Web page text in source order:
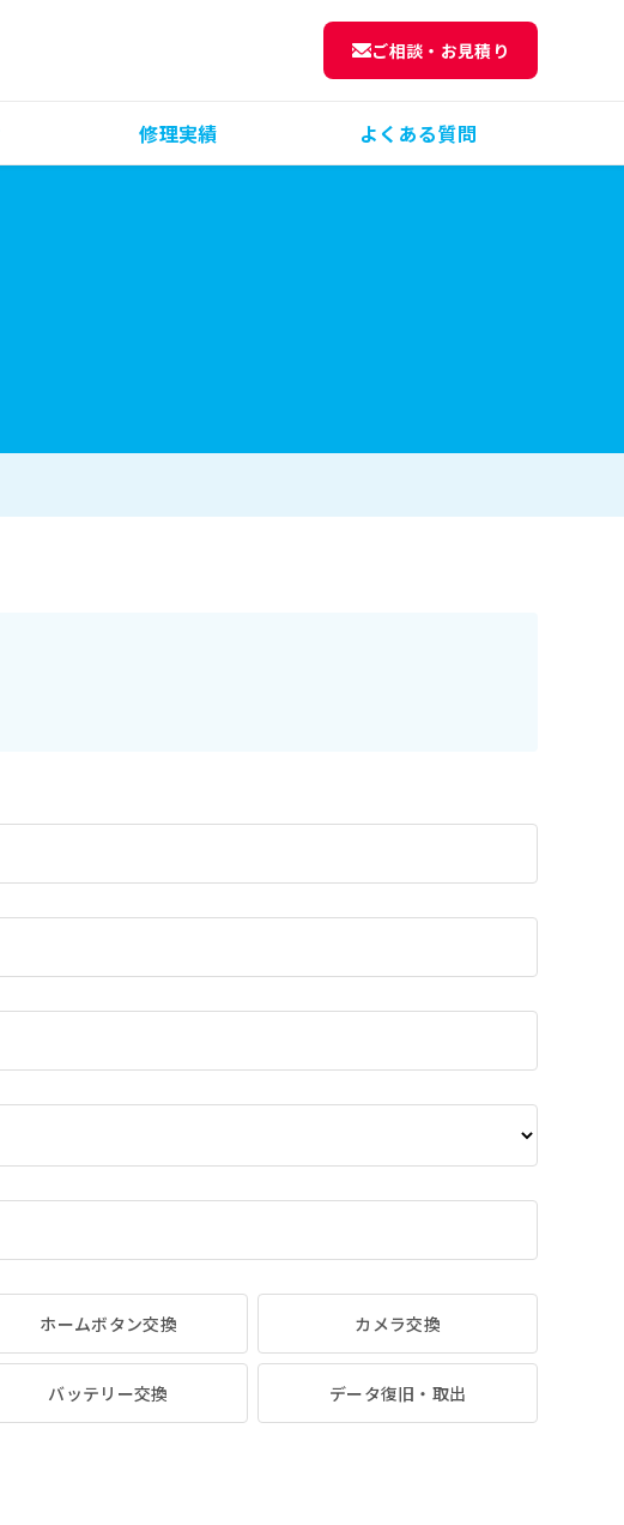
ご相談・お見積り
修理実績 よくある質問
ホームボタン交換 カメラ交換
バッテリー交換 データ復旧・取出